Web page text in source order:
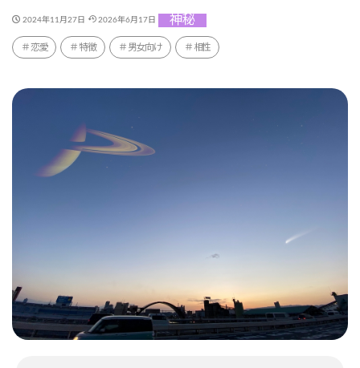
2024年11月27日 2026年6月17日 神秘
恋愛 特徴 男女向け 相性